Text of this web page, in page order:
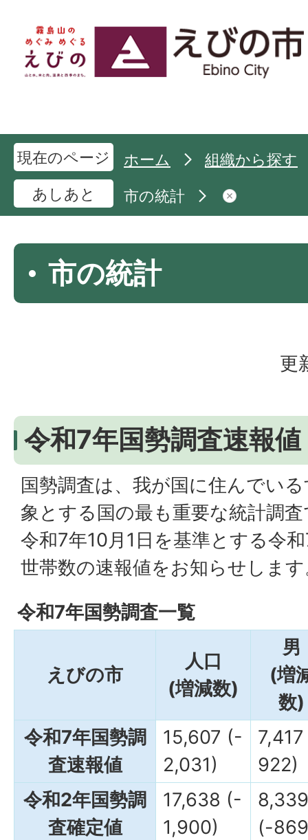
現在のページ ホーム
組織から探す
あしあと
市の統計
市の統計
更
令和7年国勢調査速報値
国勢調査は、我が国に住んでい
象とする国の最も重要な統計調
令和7年10月1日を基準とする令
世帯数の速報値をお知らせしま
令和7年国勢調査一覧
えびの市
人口
(増減数)
男
(増
数)
令和7年国勢調
査速報値
15,607 (-
2,031)
922)
令和2年国勢調
査確定値
17,638 (-
1,900)
8,339
(-